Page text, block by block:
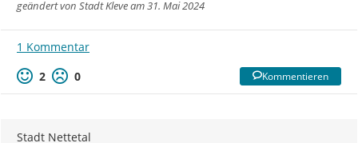
geändert von Stadt Kleveam 31. Mai 2024
1 Kommentar
2
0 Kommentieren
Stadt Nettetal